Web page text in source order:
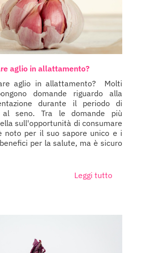
aglio in allattamento?
aglio in allattamento? Molti
domande riguardo alla
durante il periodo di
al seno. Tra le domande più
sull'opportunità di consumare
noto per il suo sapore unico e i
per la salute, ma è sicuro
Leggi tutto